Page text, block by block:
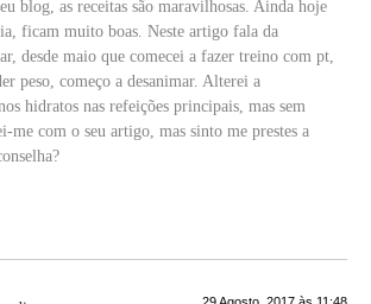
blog, as receitas são maravilhosas. Ainda hoje
ficam muito boas. Neste artigo fala da
desde maio que comecei a fazer treino com pt,
peso, começo a desanimar. Alterei a
hidratos nas refeições principais, mas sem
me com o seu artigo, mas sinto me prestes a